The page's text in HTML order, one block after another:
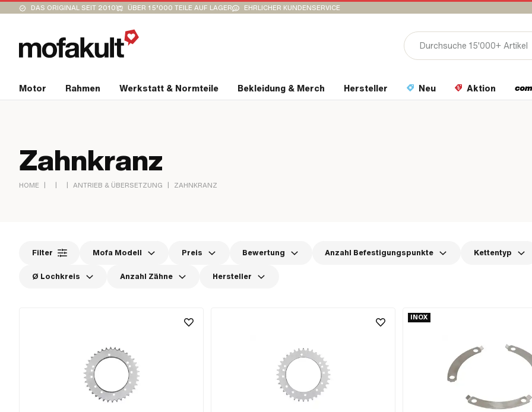
DAS ORIGINAL SEIT 2010 ÜBER 15’000 TEILE AUF LAGER EHRLICHER KUNDENSERVICE
Motor Rahmen Werkstatt & Normteile Bekleidung & Merch Hersteller Neu Aktion
Zahnkranz
HOME | | | ANTRIEB & ÜBERSETZUNG | ZAHNKRANZ
Filter Mofa Modell Preis Bewertung Anzahl Befestigungspunkte Kettentyp
Ø Lochkreis Anzahl Zähne Hersteller
INOX